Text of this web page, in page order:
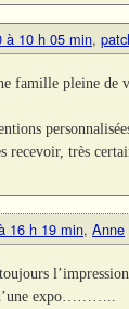
à 10 h 05 min,
famille pleine de
recevoir, très
16 h 19 min, Anne
expo………..